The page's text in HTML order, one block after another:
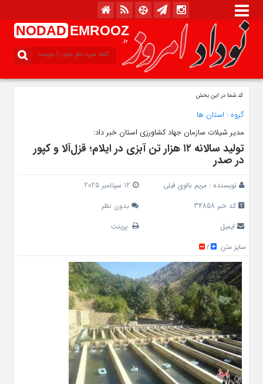
NODAD EMROOZ
.ir
کد شما در این بخش
گروه : استان ها
مدیر شیلات سازمان جهاد کشاورزی استان خبر داد:
تولید سالانه ۱۲ هزار تن آبزی در ایلام؛ قزل‌آلا و کپور
در صدر
نویسنده : مریم بالوی فیلی
کد خبر 34858
بدون نظر
ایمیل
پرینت
سایز متن
/